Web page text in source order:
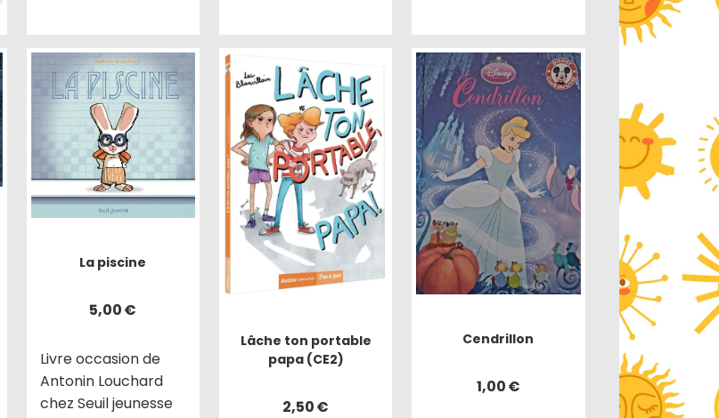
La piscine
5,00€
Livre occasion de
Antonin Louchard
chez Seuil jeunesse
Lâche ton portable
papa (CE2)
2,50€
Cendrillon
1,00€